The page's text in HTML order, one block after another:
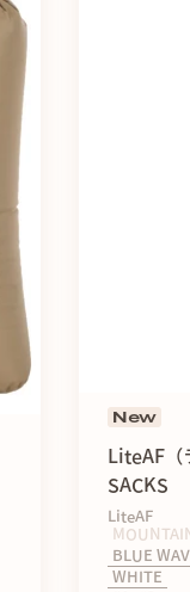
New
LiteAF
SACKS
LiteAF
BLUE
WHITE